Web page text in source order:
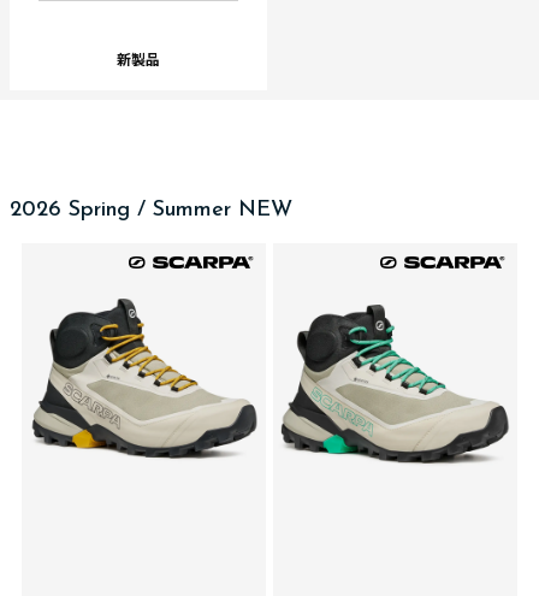
新製品
2026 Spring / Summer NEW